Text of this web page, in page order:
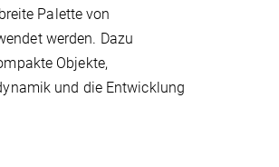
Palette von
werden. Dazu
Objekte,
und die Entwicklung